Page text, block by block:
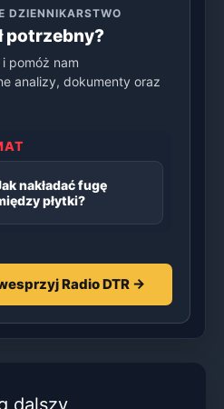
DZIENNIKARSTWO
potrzebny?
pomóż nam
analizy, dokumenty oraz
nakładać fugę
płytki?
Radio DTR →
dalszy